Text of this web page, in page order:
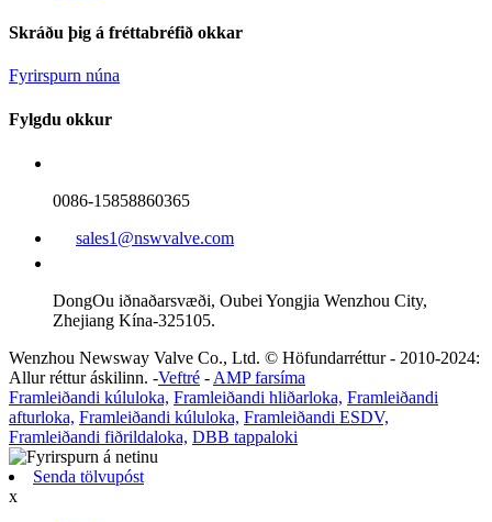
Skráðu þig á fréttabréfið okkar
Fyrirspurn núna
Fylgdu okkur
0086-15858860365
sales1@nswvalve.com
DongOu iðnaðarsvæði, Oubei Yongjia Wenzhou City,
Zhejiang Kína-325105.
Wenzhou Newsway Valve Co., Ltd. © Höfundarréttur - 2010-2024:
Allur réttur áskilinn. -Veftré - AMP farsíma
Framleiðandi kúluloka, Framleiðandi hliðarloka, Framleiðandi
afturloka, Framleiðandi kúluloka, Framleiðandi ESDV,
Framleiðandi fiðrildaloka, DBB tappaloki
Senda tölvupóst
x